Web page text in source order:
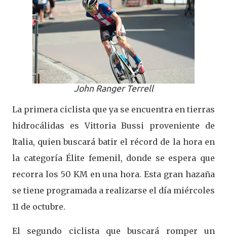
John Ranger Terrell
La primera ciclista que ya se encuentra en tierras
hidrocálidas es Vittoria Bussi proveniente de
Italia, quien buscará batir el récord de la hora en
la categoría Élite femenil, donde se espera que
recorra los 50 KM en una hora. Esta gran hazaña
se tiene programada a realizarse el día miércoles
11 de octubre.
El segundo ciclista que buscará romper un